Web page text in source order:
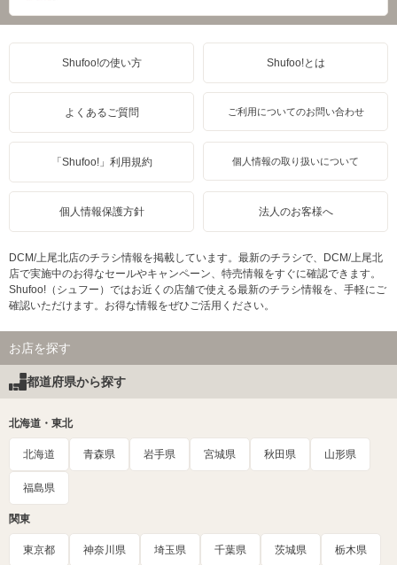
Shufoo!の使い方 Shufoo!とは
よくあるご質問 ご利用についてのお問い合わせ
「Shufoo!」利用規約 個人情報の取り扱いについて
個人情報保護方針 法人のお客様へ
DCM/上尾北店のチラシ情報を掲載しています。最新のチラシで、DCM/上尾北
店で実施中のお得なセールやキャンペーン、特売情報をすぐに確認できます。
Shufoo!（シュフー）ではお近くの店舗で使える最新のチラシ情報を、手軽にご
確認いただけます。お得な情報をぜひご活用ください。
お店を探す
都道府県から探す
北海道・東北
北海道 青森県 岩手県 宮城県 秋田県 山形県
福島県
関東
東京都 神奈川県 埼玉県 千葉県 茨城県 栃木県